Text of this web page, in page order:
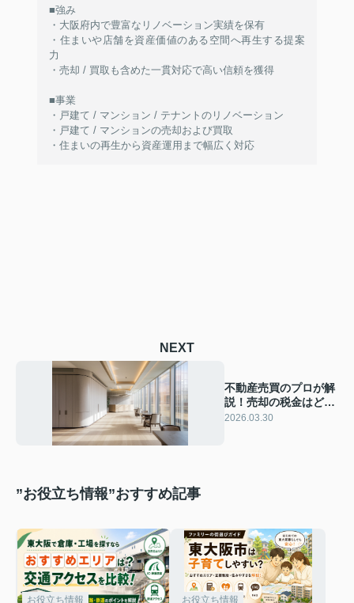
■強み
・大阪府内で豊富なリノベーション実績を保有
・住まいや店舗を資産価値のある空間へ再生する提案
力
・売却 / 買取も含めた一貫対応で高い信頼を獲得
■事業
・戸建て / マンション / テナントのリノベーション
・戸建て / マンションの売却および買取
・住まいの再生から資産運用まで幅広く対応
NEXT
不動産売買のプロが解
説！売却の税金はどう
決まる？売却前に知り
2026.03.30
”お役立ち情報”おすすめ記事
お役立ち情報 お役立ち情報